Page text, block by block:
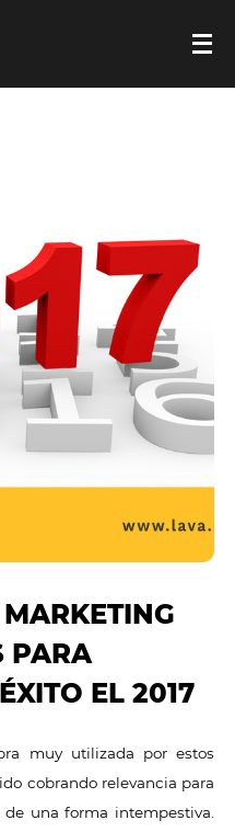
PARA
EL 2017
muy utilizada por estos
cobrando relevancia para
una forma intempestiva.